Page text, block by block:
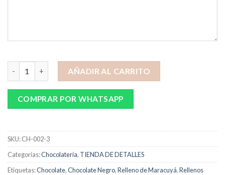
Heart Love 3 cantidadAÑADIR AL CARRITO
COMPRAR POR WHATSAPP
SKU:CH-002-3
Categorías:Chocolatería, TIENDA DE DETALLES
Etiquetas:Chocolate,Chocolate Negro,Relleno de Maracuyá,Rellenos